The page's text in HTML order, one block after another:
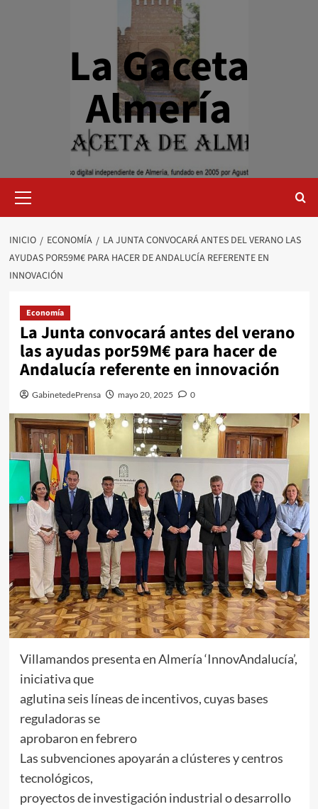
La Gaceta
Almería
primario
INICIO ECONOMÍA
LA JUNTA CONVOCARÁ ANTES DEL VERANO LAS
AYUDAS POR59M€ PARA HACER DE ANDALUCÍA REFERENTE EN
INNOVACIÓN
Economía
La Junta convocará antes del verano
las ayudas por59M€ para hacer de
Andalucía referente en innovación
GabinetedePrensa mayo 20, 2025 0
Villamandos presenta en Almería ‘InnovAndalucía’,
iniciativa que
aglutina seis líneas de incentivos, cuyas bases
reguladoras se
aprobaron en febrero
Las subvenciones apoyarán a clústeres y centros
tecnológicos,
proyectos de investigación industrial o desarrollo